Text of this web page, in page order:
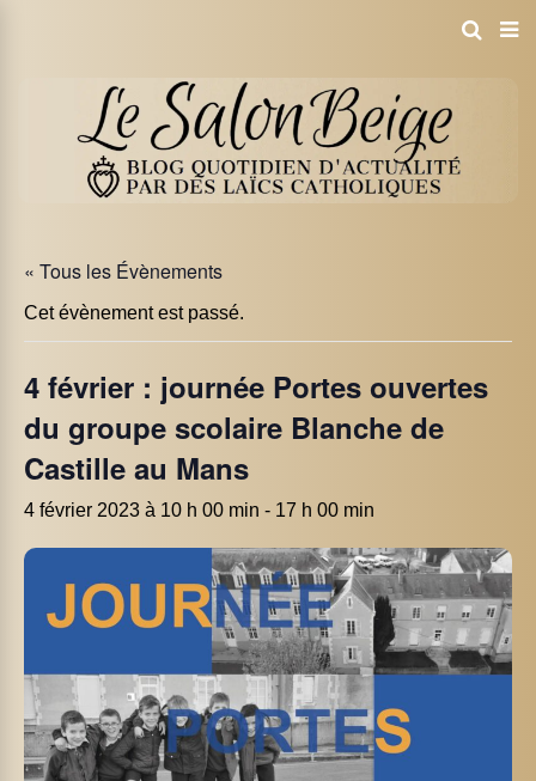
« Tous les Évènements
Cet évènement est passé.
4 février : journée Portes ouvertes
du groupe scolaire Blanche de
Castille au Mans
4 février 2023 à 10 h 00 min - 17 h 00 min